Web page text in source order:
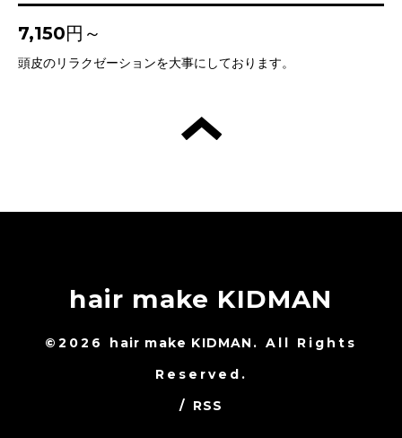
7,150円～
頭皮のリラクゼーションを大事にしております。
hair make KIDMAN
©2026 hair make KIDMAN . All Rights
Reserved.
/ RSS